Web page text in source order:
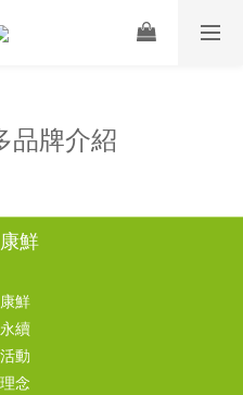
品牌介紹
鮮
鮮
續
動
念